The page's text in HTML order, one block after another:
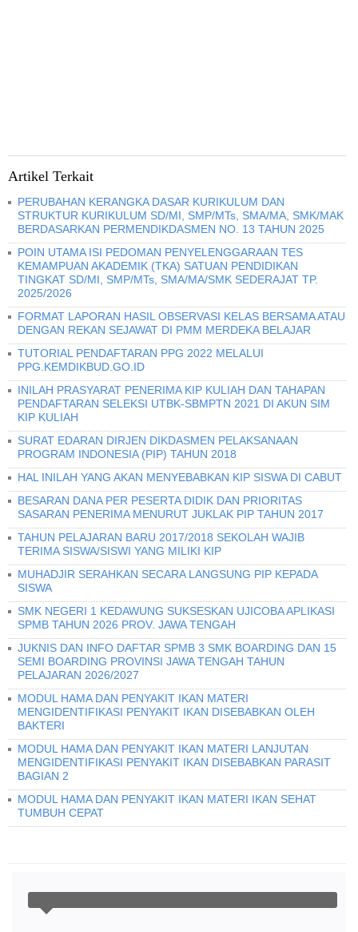
Artikel Terkait
PERUBAHAN KERANGKA DASAR KURIKULUM DAN
STRUKTUR KURIKULUM SD/MI, SMP/MTs, SMA/MA, SMK/MAK
BERDASARKAN PERMENDIKDASMEN NO. 13 TAHUN 2025
POIN UTAMA ISI PEDOMAN PENYELENGGARAAN TES
KEMAMPUAN AKADEMIK (TKA) SATUAN PENDIDIKAN
TINGKAT SD/MI, SMP/MTs, SMA/MA/SMK SEDERAJAT TP.
2025/2026
FORMAT LAPORAN HASIL OBSERVASI KELAS BERSAMA ATAU
DENGAN REKAN SEJAWAT DI PMM MERDEKA BELAJAR
TUTORIAL PENDAFTARAN PPG 2022 MELALUI
PPG.KEMDIKBUD.GO.ID
INILAH PRASYARAT PENERIMA KIP KULIAH DAN TAHAPAN
PENDAFTARAN SELEKSI UTBK-SBMPTN 2021 DI AKUN SIM
KIP KULIAH
SURAT EDARAN DIRJEN DIKDASMEN PELAKSANAAN
PROGRAM INDONESIA (PIP) TAHUN 2018
HAL INILAH YANG AKAN MENYEBABKAN KIP SISWA DI CABUT
BESARAN DANA PER PESERTA DIDIK DAN PRIORITAS
SASARAN PENERIMA MENURUT JUKLAK PIP TAHUN 2017
TAHUN PELAJARAN BARU 2017/2018 SEKOLAH WAJIB
TERIMA SISWA/SISWI YANG MILIKI KIP
MUHADJIR SERAHKAN SECARA LANGSUNG PIP KEPADA
SISWA
SMK NEGERI 1 KEDAWUNG SUKSESKAN UJICOBA APLIKASI
SPMB TAHUN 2026 PROV. JAWA TENGAH
JUKNIS DAN INFO DAFTAR SPMB 3 SMK BOARDING DAN 15
SEMI BOARDING PROVINSI JAWA TENGAH TAHUN
PELAJARAN 2026/2027
MODUL HAMA DAN PENYAKIT IKAN MATERI
MENGIDENTIFIKASI PENYAKIT IKAN DISEBABKAN OLEH
BAKTERI
MODUL HAMA DAN PENYAKIT IKAN MATERI LANJUTAN
MENGIDENTIFIKASI PENYAKIT IKAN DISEBABKAN PARASIT
BAGIAN 2
MODUL HAMA DAN PENYAKIT IKAN MATERI IKAN SEHAT
TUMBUH CEPAT